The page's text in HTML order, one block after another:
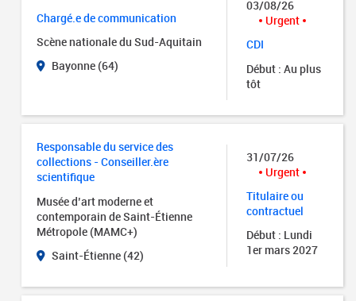
Chargé.e de communication
Scène nationale du Sud-Aquitain
Bayonne (64)
03/08/26
Urgent
CDI
Début : Au plus
tôt
Responsable du service des
collections - Conseiller.ère
scientifique
Musée d’art moderne et
contemporain de Saint-Étienne
Métropole (MAMC+)
Saint-Étienne (42)
31/07/26
Urgent
Titulaire ou
contractuel
Début : Lundi
1er mars 2027